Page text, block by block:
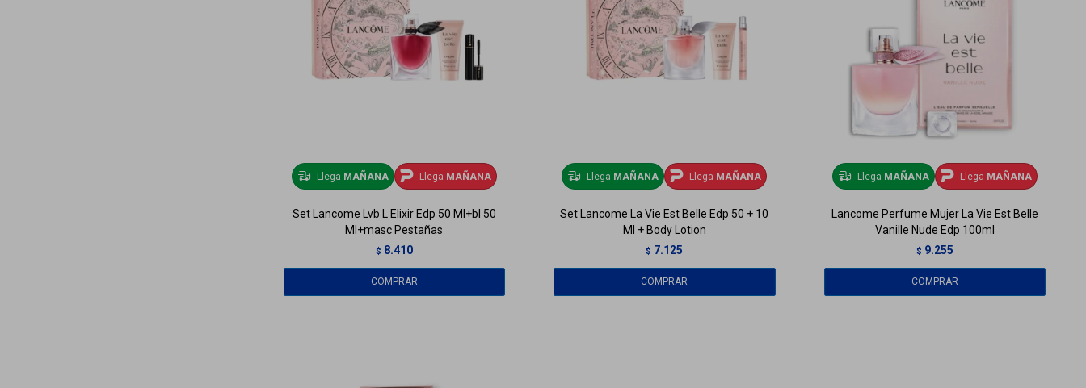
Llega MAÑANA Llega MAÑANA
Set Lancome Lvb L Elixir Edp 50 Ml+bl 50
Ml+masc Pestañas
$ 8.410
Llega MAÑANA Llega MAÑANA
Set Lancome La Vie Est Belle Edp 50 + 10
Ml + Body Lotion
$ 7.125
Llega MAÑANA Llega MAÑANA
Lancome Perfume Mujer La Vie Est Belle
Vanille Nude Edp 100ml
$ 9.255